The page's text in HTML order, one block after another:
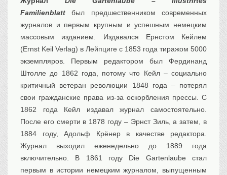
Familienblatt был предшественником современных
журналов и первым крупным и успешным немецким
массовым изданием. Издавался Ернстом Кейлем
(Ernst Keil Verlag) в Лейпциге с 1853 года тиражом 5000
экземпляров. Первым редактором был Фердинанд
Штолле до 1862 года, потому что Кейл – социально
критичный ветеран революции 1848 года – потерял
свои гражданские права из-за оскорбления прессы. С
1862 года Кейл издавал журнал самостоятельно.
После его смерти в 1878 году – Эрнст Зиль, а затем, в
1884 году, Адольф Крёнер в качестве редактора.
Журнал выходил еженедельно до 1889 года
включительно. В 1861 году Die Gartenlaube стал
первым в истории немецким журналом, выпущенным